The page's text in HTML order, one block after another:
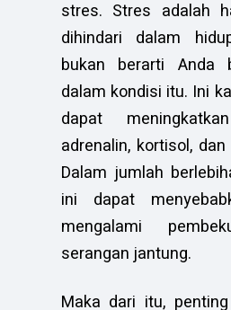
stres. Stres adalah
dihindari dalam
bukan berarti Anda
dalam kondisi itu. Ini
dapat
adrenalin, kortisol,
Dalam jumlah
ini dapat
mengalami
serangan jantung.
Maka dari itu,